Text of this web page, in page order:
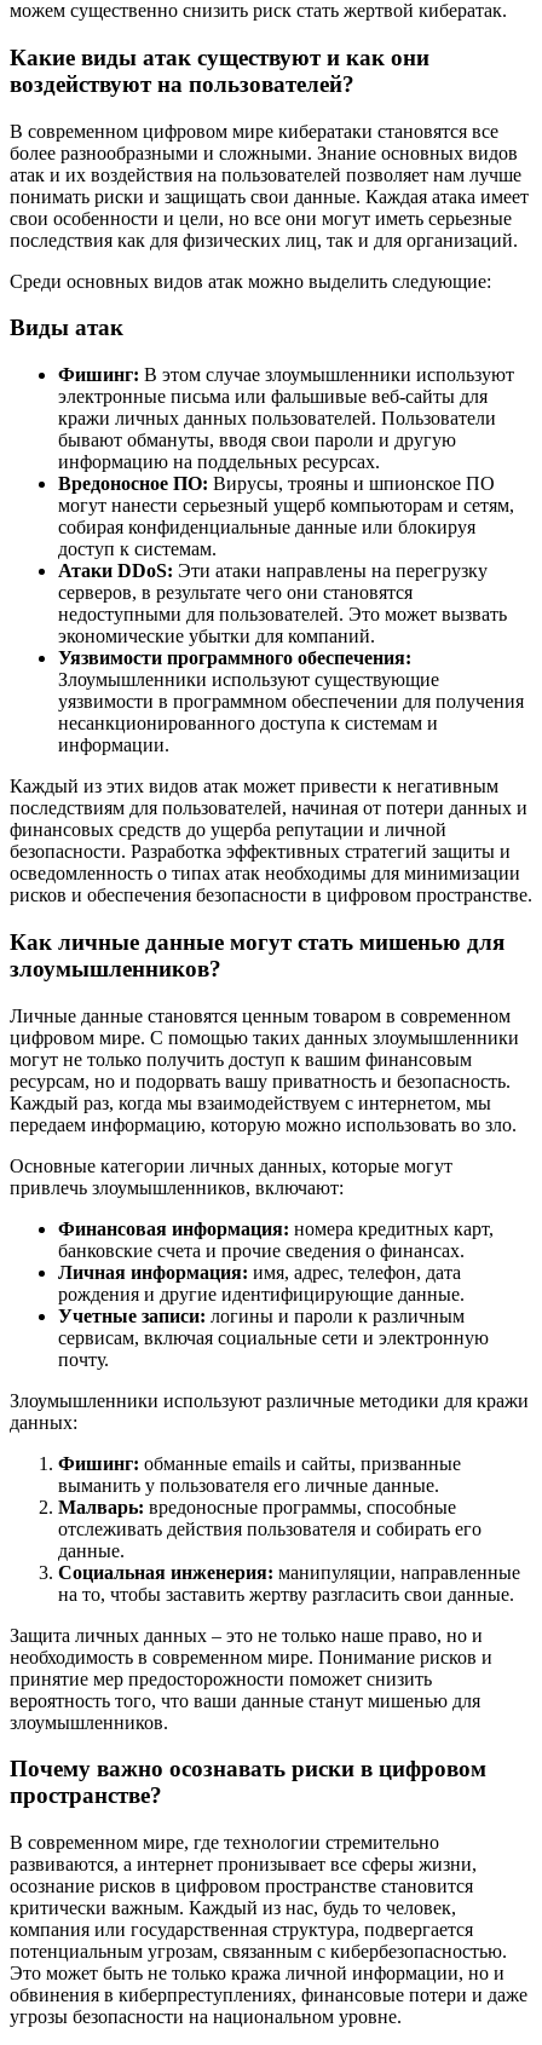
можем существенно снизить риск стать жертвой кибератак.
Какие виды атак существуют и как они
воздействуют на пользователей?
В современном цифровом мире кибератаки становятся все
более разнообразными и сложными. Знание основных видов
атак и их воздействия на пользователей позволяет нам лучше
понимать риски и защищать свои данные. Каждая атака имеет
свои особенности и цели, но все они могут иметь серьезные
последствия как для физических лиц, так и для организаций.
Среди основных видов атак можно выделить следующие:
Виды атак
Фишинг: В этом случае злоумышленники используют
электронные письма или фальшивые веб-сайты для
кражи личных данных пользователей. Пользователи
бывают обмануты, вводя свои пароли и другую
информацию на поддельных ресурсах.
Вредоносное ПО: Вирусы, трояны и шпионское ПО
могут нанести серьезный ущерб компьюторам и сетям,
собирая конфиденциальные данные или блокируя
доступ к системам.
Атаки DDoS: Эти атаки направлены на перегрузку
серверов, в результате чего они становятся
недоступными для пользователей. Это может вызвать
экономические убытки для компаний.
Уязвимости программного обеспечения:
Злоумышленники используют существующие
уязвимости в программном обеспечении для получения
несанкционированного доступа к системам и
информации.
Каждый из этих видов атак может привести к негативным
последствиям для пользователей, начиная от потери данных и
финансовых средств до ущерба репутации и личной
безопасности. Разработка эффективных стратегий защиты и
осведомленность о типах атак необходимы для минимизации
рисков и обеспечения безопасности в цифровом пространстве.
Как личные данные могут стать мишенью для
злоумышленников?
Личные данные становятся ценным товаром в современном
цифровом мире. С помощью таких данных злоумышленники
могут не только получить доступ к вашим финансовым
ресурсам, но и подорвать вашу приватность и безопасность.
Каждый раз, когда мы взаимодействуем с интернетом, мы
передаем информацию, которую можно использовать во зло.
Основные категории личных данных, которые могут
привлечь злоумышленников, включают:
Финансовая информация: номера кредитных карт,
банковские счета и прочие сведения о финансах.
Личная информация: имя, адрес, телефон, дата
рождения и другие идентифицирующие данные.
Учетные записи: логины и пароли к различным
сервисам, включая социальные сети и электронную
почту.
Злоумышленники используют различные методики для кражи
данных:
Фишинг: обманные emails и сайты, призванные
выманить у пользователя его личные данные.
Малварь: вредоносные программы, способные
отслеживать действия пользователя и собирать его
данные.
Социальная инженерия: манипуляции, направленные
на то, чтобы заставить жертву разгласить свои данные.
Защита личных данных – это не только наше право, но и
необходимость в современном мире. Понимание рисков и
принятие мер предосторожности поможет снизить
вероятность того, что ваши данные станут мишенью для
злоумышленников.
Почему важно осознавать риски в цифровом
пространстве?
В современном мире, где технологии стремительно
развиваются, а интернет пронизывает все сферы жизни,
осознание рисков в цифровом пространстве становится
критически важным. Каждый из нас, будь то человек,
компания или государственная структура, подвергается
потенциальным угрозам, связанным с кибербезопасностью.
Это может быть не только кража личной информации, но и
обвинения в киберпреступлениях, финансовые потери и даже
угрозы безопасности на национальном уровне.